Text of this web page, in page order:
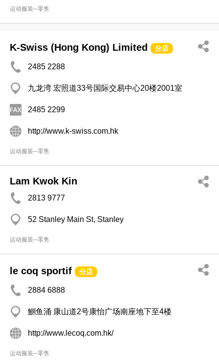
运动服装─零售
K-Swiss (Hong Kong) Limited 分店
2485 2288
九龙湾 宏照道33号国际交易中心20楼2001室
2485 2299
http://www.k-swiss.com.hk
运动服装─零售
Lam Kwok Kin
2813 9777
52 Stanley Main St, Stanley
运动服装─零售
le coq sportif 分店
2884 6888
鰂鱼涌 康山道2号康怡广场南座地下至4楼
http://www.lecoq.com.hk/
运动服装─零售